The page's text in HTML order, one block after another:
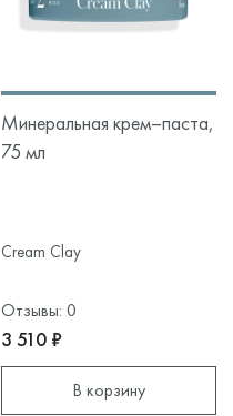
Минеральная крем–паста,
75 мл
Cream Clay
Отзывы: 0
3 510 ₽
В корзину